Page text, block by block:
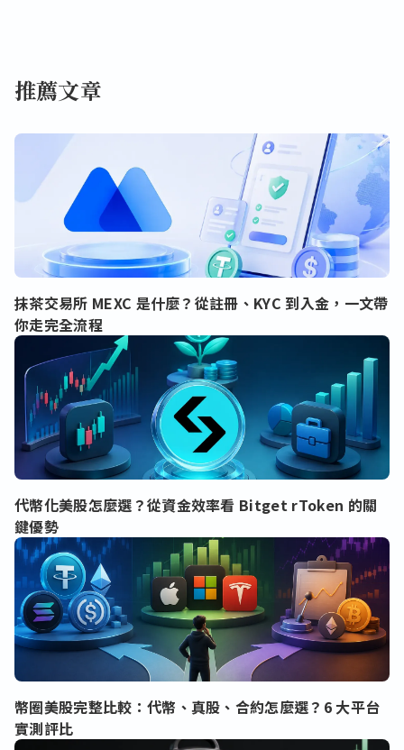
推薦文章
抹茶交易所 MEXC 是什麼？從註冊、KYC 到入金，一文帶
你走完全流程
代幣化美股怎麼選？從資金效率看 Bitget rToken 的關
鍵優勢
幣圈美股完整比較：代幣、真股、合約怎麼選？6 大平台
實測評比